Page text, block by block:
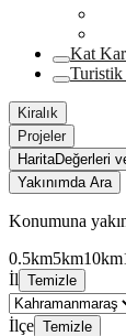
Kat
Turistik
Kiralık
Projeler
HaritaDeğerleri
Yakınımda Ara
Konumuna
0.5km5km10km
İl Temizle
İlçe Temizle